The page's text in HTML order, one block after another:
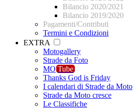
Bilancio 2020/2021
Bilancio 2019/2020
Pagamenti/Contributi
Termini e Condizioni
EXTRA
Motogallery
Strade da Foto
MO Tube
Thanks God is Friday
I calendari di Strade da Moto
Strade da Moto cresce
Le Classifiche